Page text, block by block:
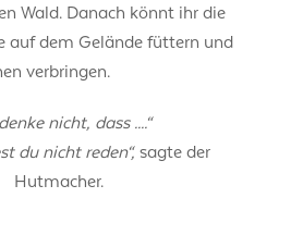
Wald. Danach könnt ihr die
auf dem Gelände füttern und
verbringen.
nicht, dass ....“
du nicht reden“,sagte der
Hutmacher.